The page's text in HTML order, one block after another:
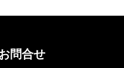
問合せ